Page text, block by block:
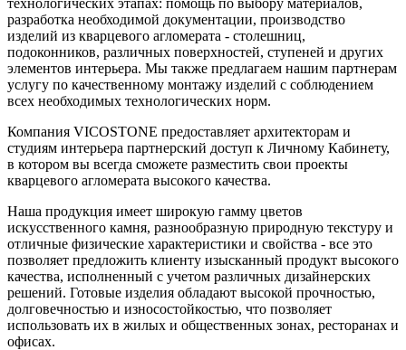
разработка необходимой документации, производство
изделий из кварцевого агломерата - столешниц,
подоконников, различных поверхностей, ступеней и других
элементов интерьера. Мы также предлагаем нашим партнерам
услугу по качественному монтажу изделий с соблюдением
всех необходимых технологических норм.
Компания VICOSTONE предоставляет архитекторам и
студиям интерьера партнерский доступ к Личному Кабинету,
в котором вы всегда сможете разместить свои проекты
кварцевого агломерата высокого качества.
Наша продукция имеет широкую гамму цветов
искусственного камня, разнообразную природную текстуру и
отличные физические характеристики и свойства - все это
позволяет предложить клиенту изысканный продукт высокого
качества, исполненный с учетом различных дизайнерских
решений. Готовые изделия обладают высокой прочностью,
долговечностью и износостойкостью, что позволяет
использовать их в жилых и общественных зонах, ресторанах и
офисах.